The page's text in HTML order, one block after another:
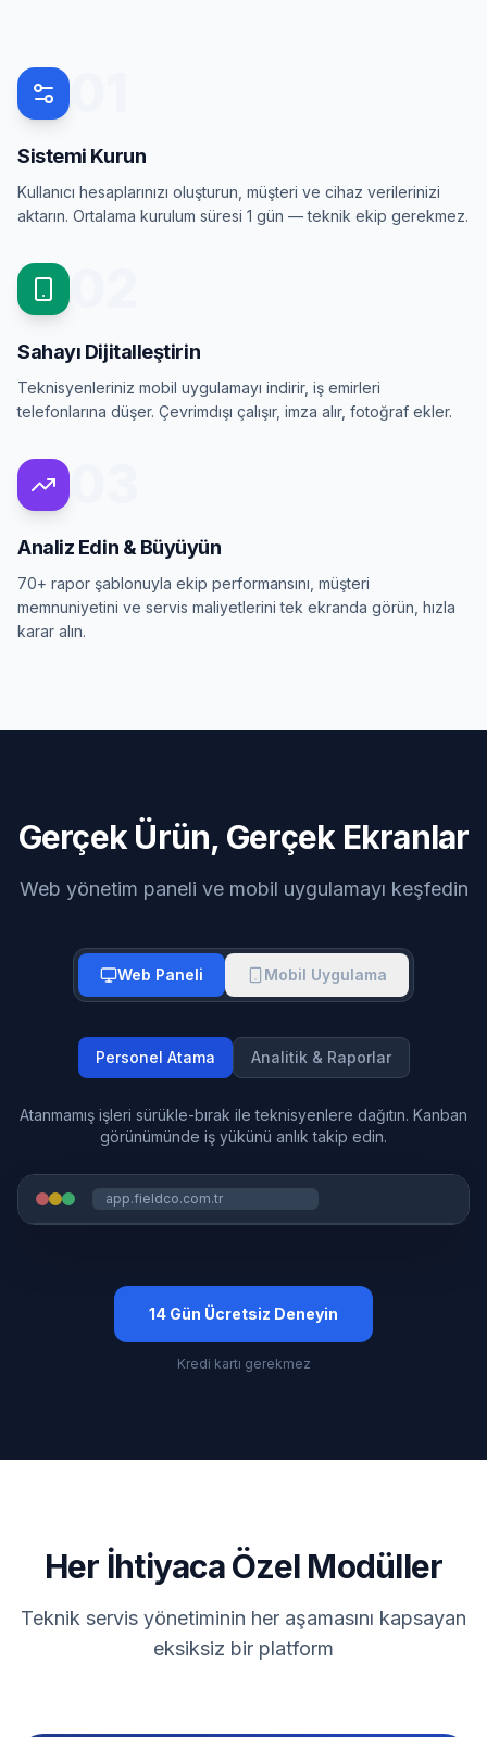
Sistemi Kurun
Kullanıcı hesaplarınızı oluşturun, müşteri ve cihaz verilerinizi
aktarın. Ortalama kurulum süresi 1 gün — teknik ekip gerekmez.
Sahayı Dijitalleştirin
Teknisyenleriniz mobil uygulamayı indirir, iş emirleri
telefonlarına düşer. Çevrimdışı çalışır, imza alır, fotoğraf ekler.
Analiz Edin & Büyüyün
70+ rapor şablonuyla ekip performansını, müşteri
memnuniyetini ve servis maliyetlerini tek ekranda görün, hızla
karar alın.
Gerçek Ürün, Gerçek Ekranlar
Web yönetim paneli ve mobil uygulamayı keşfedin
Web Paneli Mobil Uygulama
Personel Atama Analitik & Raporlar
Atanmamış işleri sürükle-bırak ile teknisyenlere dağıtın. Kanban
görünümünde iş yükünü anlık takip edin.
app.fieldco.com.tr
14 Gün Ücretsiz Deneyin
Kredi kartı gerekmez
Her İhtiyaca Özel Modüller
Teknik servis yönetiminin her aşamasını kapsayan
eksiksiz bir platform